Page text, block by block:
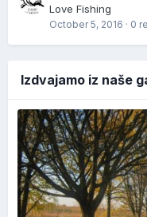
Love Fishing
October 5, 2016 · 0
Izdvajamo iz naše